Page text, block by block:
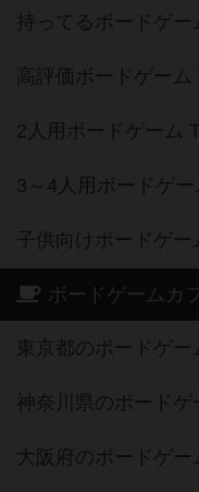
持ってるボードゲー
高評価ボードゲーム
2人用ボードゲーム
3～4人用ボードゲ
子供向けボードゲー
ボードゲームカ
東京都のボードゲー
神奈川県のボードゲ
大阪府のボードゲー